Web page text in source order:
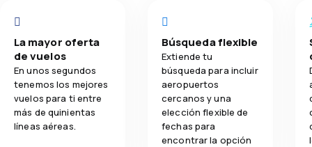
3.0
Comodidad de viaje 3.0
Transporte de equipaje 1.0
Comidas 2.0
La mayor oferta
de vuelos
En unos segundos
tenemos los mejores
vuelos para ti entre
más de quinientas
líneas aéreas.
Búsqueda flexible
Extiende tu
búsqueda para incluir
aeropuertos
cercanos y una
elección flexible de
fechas para
encontrar la opción